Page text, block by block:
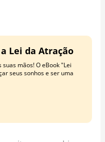
t
Lei da Atração
mãos! O eBook "Lei
seus sonhos e ser uma